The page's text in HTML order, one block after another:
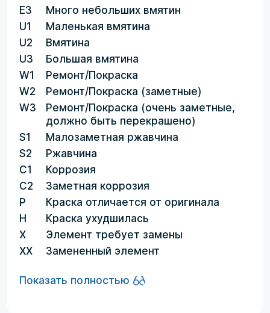
E3
Много небольших вмятин
U1
Маленькая вмятина
U2
Вмятина
U3
Большая вмятина
W1
Ремонт/Покраска
W2
Ремонт/Покраска (заметные)
W3
Ремонт/Покраска (очень заметные,
должно быть перекрашено)
S1
Малозаметная ржавчина
S2
Ржавчина
C1
Коррозия
C2
Заметная коррозия
P
Краска отличается от оригинала
H
Краска ухудшилась
X
Элемент требует замены
XX
Замененный элемент
Показать полностью